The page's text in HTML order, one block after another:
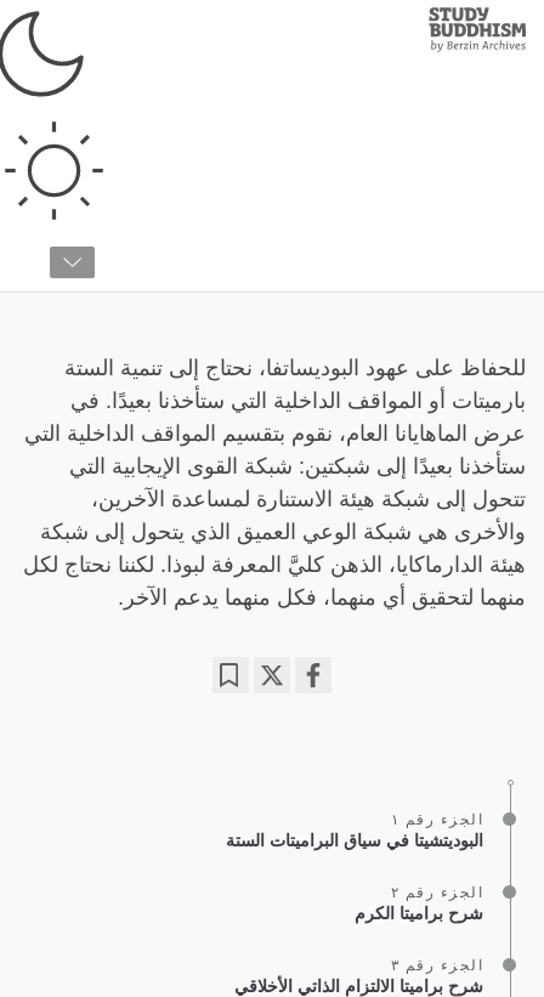
Study
Buddhism
شرح الستة بارميتات
للحفاظ على عهود البوديساتفا، نحتاج إلى تنمية الستة
بارميتات أو المواقف الداخلية التي ستأخذنا بعيدًا. في
عرض الماهايانا العام، نقوم بتقسيم المواقف الداخلية التي
ستأخذنا بعيدًا إلى شبكتين: شبكة القوى الإيجابية التي
تتحول إلى شبكة هيئة الاستنارة لمساعدة الآخرين،
والأخرى هي شبكة الوعي العميق الذي يتحول إلى شبكة
هيئة الدارماكايا، الذهن كليَّ المعرفة لبوذا. لكننا نحتاج لكل
منهما لتحقيق أي منهما، فكل منهما يدعم الآخر.
الجزء رقم ١
البوديتشيتا في سياق البراميتات الستة
الجزء رقم ٢
شرح براميتا الكرم
الجزء رقم ٣
شرح براميتا الالتزام الذاتي الأخلاقي